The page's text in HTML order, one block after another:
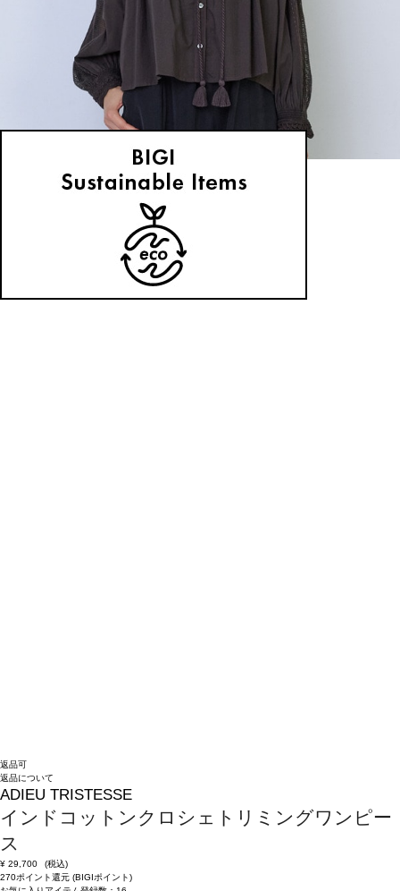
ADIEU TRISTESSE
ブラウス(ぶらうす) /
返品可
返品について
ADIEU TRISTESSE
インドコットンクロシェトリミングワンピー
ス
¥ 29,700
(税込)
270ポイント還元 (BIGIポイント)